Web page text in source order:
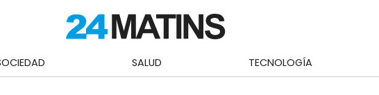
SALUD TECNOLOGÍA